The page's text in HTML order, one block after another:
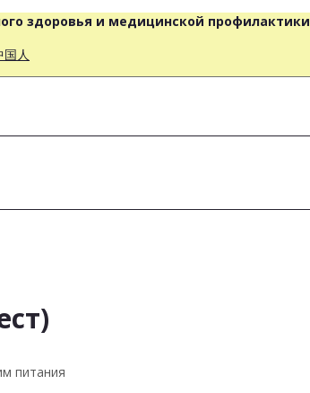
здоровья и медицинской профилактики
国人
питания